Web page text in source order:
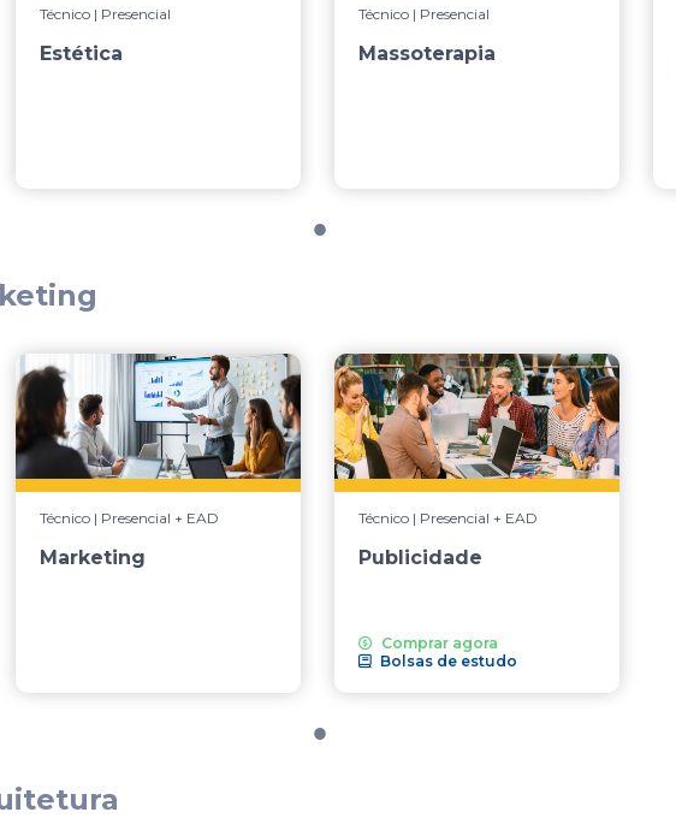
Técnico | Presencial
Estética
Técnico | Presencial
Massoterapia
Técnico | Presencial + EAD
Marketing
Técnico | Presencial + EAD
Publicidade
Comprar agora
Bolsas de estudo